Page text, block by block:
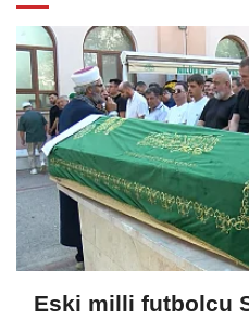
Eski milli futbolcu